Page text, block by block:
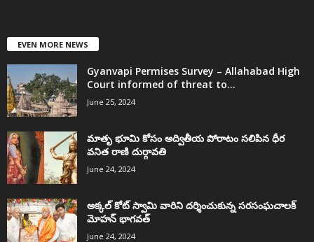
EVEN MORE NEWS
Gyanvapi Permises Survey – Allahabad High
Court informed of threat to...
June 25, 2024
మాతృ భూమి కోసం అద్వితీయ పోరాటం సలిపిన ధీర
వనిత రాణి దుర్గావతి
June 24, 2024
అక్కల్‌ కోట్‌ స్వామి వారిని దర్శించుకున్న సరసంఘచాలక్
మోహన్ భాగవత్
June 24, 2024